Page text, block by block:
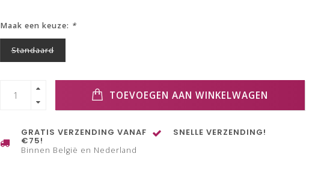
Maak een keuze: *
Standaard
TOEVOEGEN AAN WINKELWAGEN
GRATIS VERZENDING VANAF
€75!
Binnen België en Nederland
SNELLE VERZENDING!